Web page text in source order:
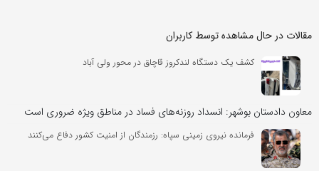
مقالات در حال مشاهده توسط کاربران
کشف یک دستگاه لندکروز قاچاق در محور ولی آباد
معاون دادستان بوشهر: انسداد روزنه‌های فساد در مناطق ویژه ضروری است
فرمانده نیروی زمینی سپاه: رزمندگان از امنیت کشور دفاع می‌کنند